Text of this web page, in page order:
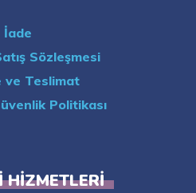
İade
Sözleşmesi
ve Teslimat
Politikası
HIZMETLERI